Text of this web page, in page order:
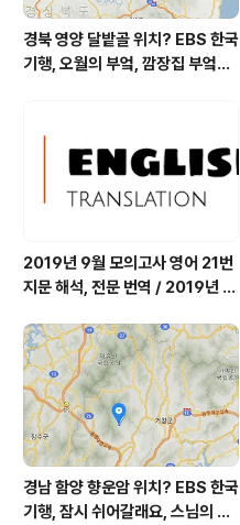
경북 영양 달밭골 위치? EBS 한국
기행, 오월의 부엌, 깜장집 부엌은
한 곳, 영양읍 상원리. KBS 인간극
장 임분노미 할머니
2019년 9월 모의고사 영어 21번
지문 해석, 전문 번역 / 2019년 9
역, 평가원 2019년 고3 9월 영어
영역 외국어영역 전문 해석, Engli
sh to Korean translation
경남 함양 향운암 위치? EBS 한국
기행, 잠시 쉬어갈래요, 스님의 어